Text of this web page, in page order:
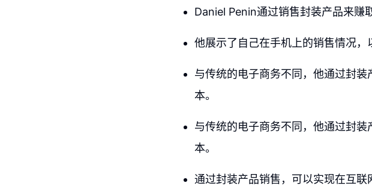
Daniel Penin通过销售封装产品来赚
他展示了自己在手机上的销售情况
与传统的电子商务不同，他通过封
本。
与传统的电子商务不同，他通过封
本。
通过封装产品销售，可以实现在互